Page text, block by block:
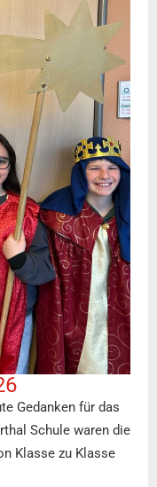
Gedanken für das
Schule waren die
Klasse zu Klasse